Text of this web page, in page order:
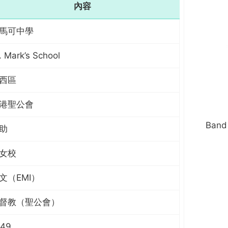
內容
可中學
Mark’s School
區
聖公會
校
（EMI）
教（聖公會）